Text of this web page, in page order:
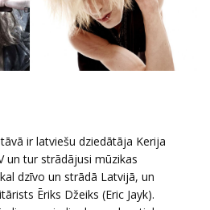
ir latviešu dziedātāja Kerija
un tur strādājusi mūzikas
dzīvo un strādā Latvijā, un
Ēriks Džeiks (Eric Jayk).